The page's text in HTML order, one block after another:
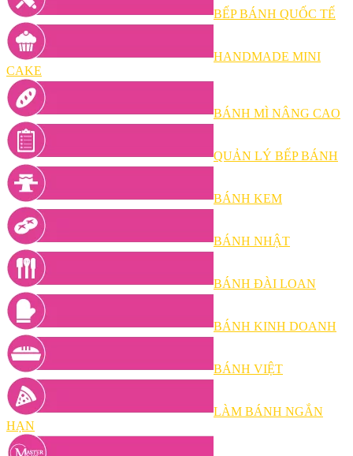
BẾP BÁNH QUỐC TẾ
HANDMADE MINI
CAKE
BÁNH MÌ NÂNG CAO
QUẢN LÝ BẾP BÁNH
BÁNH KEM
BÁNH NHẬT
BÁNH ĐÀI LOAN
BÁNH KINH DOANH
BÁNH VIỆT
LÀM BÁNH NGẮN
HẠN